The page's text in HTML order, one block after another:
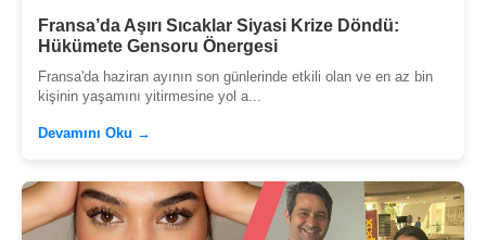
Fransa’da Aşırı Sıcaklar Siyasi Krize Döndü:
Hükümete Gensoru Önergesi
Fransa'da haziran ayının son günlerinde etkili olan ve en az bin
kişinin yaşamını yitirmesine yol a...
Devamını Oku →